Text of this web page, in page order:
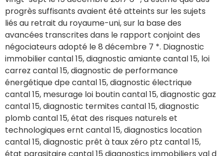
progrès suffisants avaient été atteints sur les sujets
liés au retrait du royaume-uni, sur la base des
avancées transcrites dans le rapport conjoint des
négociateurs adopté le 8 décembre 7 *. Diagnostic
immobilier cantal 15, diagnostic amiante cantal 15, loi
carrez cantal 15, diagnostic de performance
énergétique dpe cantal 15, diagnostic électrique
cantal 15, mesurage loi boutin cantal 15, diagnostic gaz
cantal 15, diagnostic termites cantal 15, diagnostic
plomb cantal 15, état des risques naturels et
technologiques ernt cantal 15, diagnostics location
cantal 15, diagnostic prêt à taux zéro ptz cantal 15,